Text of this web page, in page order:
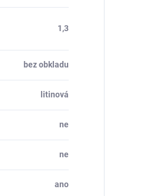
1,3
bez obkladu
litinová
ne
ne
ano